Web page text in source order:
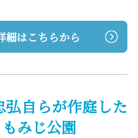
細はこちらから
自らが作庭した
みじ公園